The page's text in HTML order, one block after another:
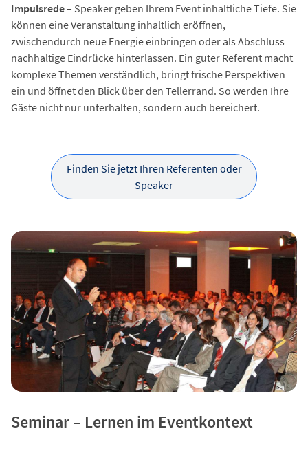
Impulsrede– Speaker geben Ihrem Event inhaltliche Tiefe. Sie
können eine Veranstaltung inhaltlich eröffnen,
zwischendurch neue Energie einbringen oder als Abschluss
nachhaltige Eindrücke hinterlassen. Ein guter Referent macht
komplexe Themen verständlich, bringt frische Perspektiven
ein und öffnet den Blick über den Tellerrand. So werden Ihre
Gäste nicht nur unterhalten, sondern auch bereichert.
Finden Sie jetzt Ihren Referenten oder
Speaker
Seminar – Lernen im Eventkontext